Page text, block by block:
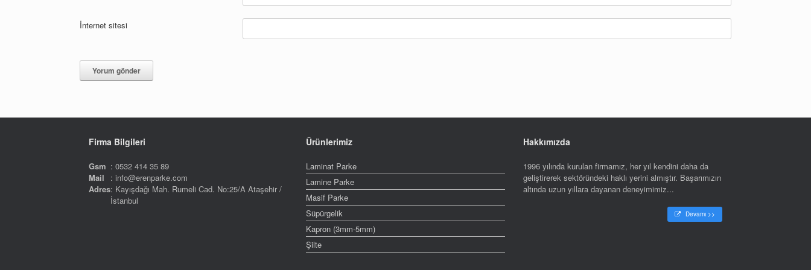
İnternet sitesi
Firma Bilgileri
Gsm : 0532 414 35 89
Mail
: info@erenparke.com
Adres: Kayışdağı Mah. Rumeli Cad. No:25/A Ataşehir /
İstanbul
Ürünlerimiz
Laminat Parke
Lamine Parke
Masif Parke
Süpürgelik
Kapron (3mm-5mm)
Şilte
Hakkımızda
1996 yılında kurulan firmamız, her yıl kendini daha da
geliştirerek sektöründeki haklı yerini almıştır. Başarımızın
altında uzun yıllara dayanan deneyimimiz...
Devamı >>